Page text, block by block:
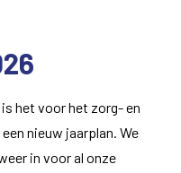
het voor het zorg- en
nieuw jaarplan. We
in voor al onze